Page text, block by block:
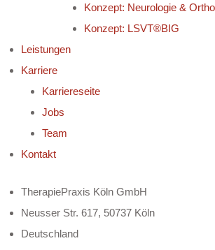
Konzept: Neurologie &
Konzept: LSVT®BIG
Leistungen
Karriere
Karriereseite
Jobs
Team
Kontakt
TherapiePraxis Köln GmbH
Neusser Str. 617, 50737 Köln
Deutschland